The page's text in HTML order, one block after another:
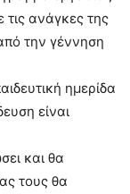
ανάγκες της
την γέννηση
ημερίδα
είναι
και θα
τους θα